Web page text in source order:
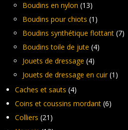
Boudins en nylon (13)
Boudins pour chiots (1)
Boudins synthétique flottant (7)
Boudins toile de jute (4)
Jouets de dressage (4)
Jouets de dressage en cuir (1)
Caches et sauts (4)
Coins et coussins mordant (6)
Colliers (21)